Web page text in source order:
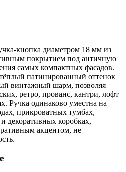
кнопка диаметром 18 мм из
покрытием под античную
самых компактных фасадов.
патинированный оттенок
винтажный шарм, позволяя
ретро, прованс, кантри, лофт
Ручка одинаково уместна на
прикроватных тумбах,
декоративных коробках,
акцентом, не